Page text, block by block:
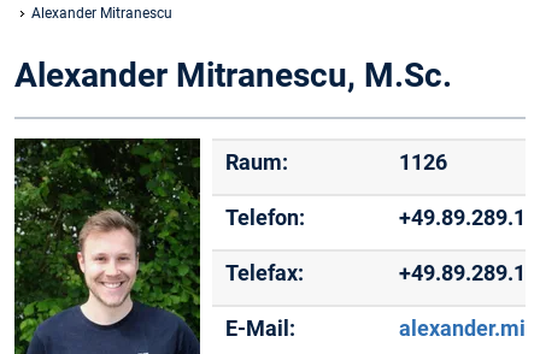
Alexander Mitranescu
Alexander Mitranescu, M.Sc.
Raum: 1126
Telefon:
Telefax:
E-Mail: